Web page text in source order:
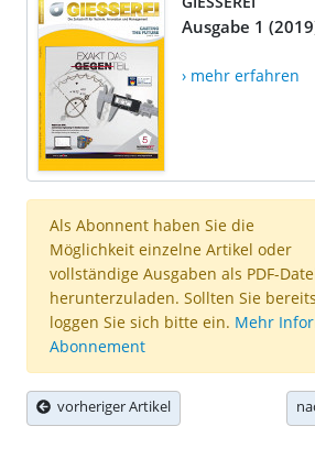
Ausgabe 1
› mehr erfahren
Als Abonnent haben Sie die
Möglichkeit einzelne Artikel oder
vollständige Ausgaben als PDF-
herunterzuladen. Sollten Sie
loggen Sie sich bitte ein. Mehr
Abonnement
vorheriger Artikel